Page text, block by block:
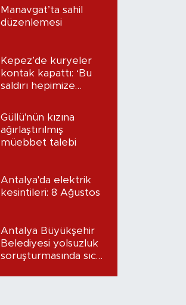
Manavgat’ta sahil
düzenlemesi
Kepez’de kuryeler
kontak kapattı: ‘Bu
saldırı hepimize
Güllü'nün kızına
ağırlaştırılmış
müebbet talebi
Antalya'da elektrik
kesintileri: 8 Ağustos
Antalya Büyükşehir
Belediyesi yolsuzluk
soruşturmasında sıcak